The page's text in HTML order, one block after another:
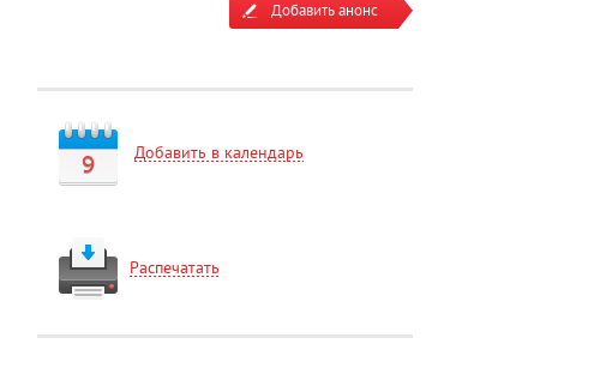
Добавить анонс
9 Добавить в календарь
Распечатать